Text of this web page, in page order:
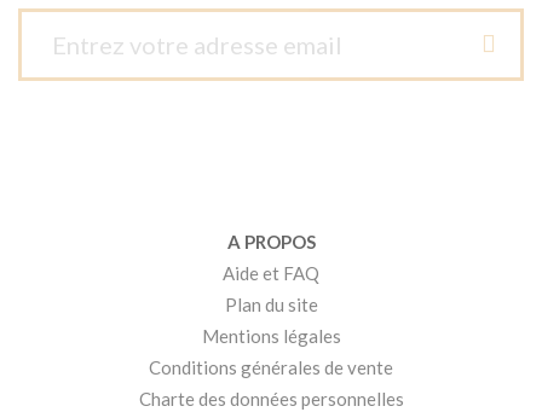
A PROPOS
Aide et FAQ
Plan du site
Mentions légales
Conditions générales de vente
Charte des données personnelles